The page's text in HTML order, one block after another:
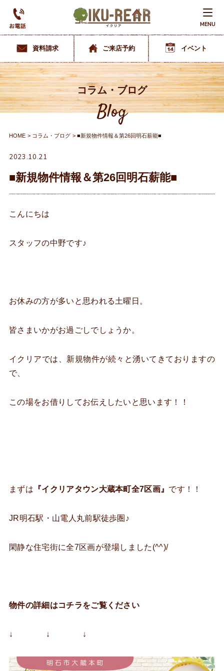
MENU
資料請求 ご来店予約 イベント
コラム・ブログ
Blog
HOME コラム・ブログ ■新規物件情報＆第26回明石薪能■
2023.10.21
■新規物件情報＆第26回明石薪能■
こんにちは
スタッフの中野です♪
お休みの方が多いと思われる土曜日。
皆さまいかがお過ごしでしょうか。
イクリアでは、新規物件が続々と湧いてきておりますの
で、
この場をお借りしてお伝えしたいと思います！！
まずは 『イクリアタウン大蔵本町全7区画』 です！！
JR明石駅・山電人丸前駅徒歩圏♪
閑静な住宅街に全7区画が登場しました(^^)/
物件の詳細はコチラをご覧ください
↓ ↓ ↓